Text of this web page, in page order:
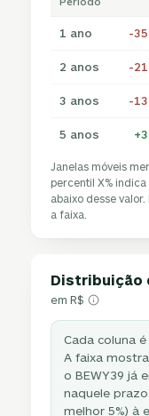
1 ano -
2 anos -
3 anos -
5 anos
Janelas móveis
percentil X%
abaixo desse
a faixa.
Distribuição
em R$
Cada coluna
A faixa
o BEWY39 já
naquele
melhor 5%) à